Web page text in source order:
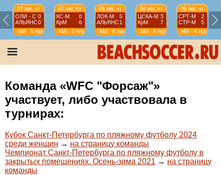
07 авг, пт
ОЛИ - С 0
АЛЬЯНС0
МЛ
5 тур
07 авг, пт
КС-М
0
КрМ
6
МЛ
5 тур
06 авг, чт
ЛОК-М
5
АЛЬЯНС1
МЛ
4 тур
06 авг, чт
ЦСКА-М 3
КрМ
7
МЛ
4 тур
06 авг, чт
СРТ-М
2
СТР-М
5
МЛ
4 тур
Команда «WFC "Форсаж"»
участвует, либо участвовала в
турнирах:
Кубок Санкт-Петербурга по пляжному футболу 2024
среди женщин → на страницу команды
Чемпионат Санкт-Петербурга по пляжному футболу в
закрытых помещениях. Осень-зима 2021 → на страницу
команды